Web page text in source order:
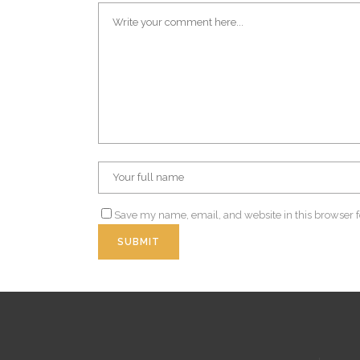
Save my name, email, and website in this browser